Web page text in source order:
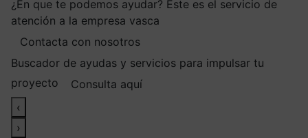
¿En que te podemos ayudar? Este es el servicio de
atención a la empresa vasca
Contacta con nosotros
Buscador de ayudas y servicios para impulsar tu
proyecto
Consulta aquí
‹
›